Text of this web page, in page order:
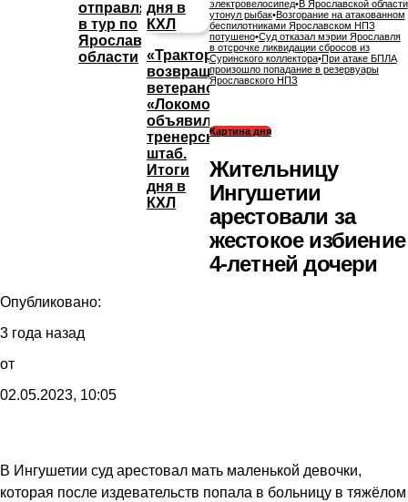
отправляется
в тур по
Ярославской
области «Трактор»
возвращает
ветеранов,
«Локомотив»
объявил
тренерский
штаб.
Итоги
дня в
КХЛ
электровелосипед•В Ярославской области
утонул рыбак•Возгорание на атакованном
беспилотниками Ярославском НПЗ
потушено•Суд отказал мэрии Ярославля
в отсрочке ликвидации сбросов из
Суринского коллектора•При атаке БПЛА
произошло попадание в резервуары
Ярославского НПЗ
Картина дня
Жительницу
Ингушетии
арестовали за
жестокое избиение
4-летней дочери
Опубликовано:
3 года назад
от
02.05.2023, 10:05
В Ингушетии суд арестовал мать маленькой девочки,
которая после издевательств попала в больницу в тяжёлом